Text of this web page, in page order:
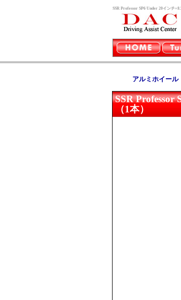
SSR Professor SP6 Under 20インチ
アルミホイール
SSR Professor
（1本）